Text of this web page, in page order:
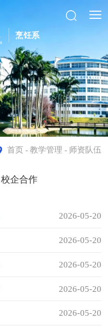
烹饪系
首页- 教学管理 - 师资队伍
校企合作
2026-05-20
2026-05-20
2026-05-20
2026-05-20
2026-05-20